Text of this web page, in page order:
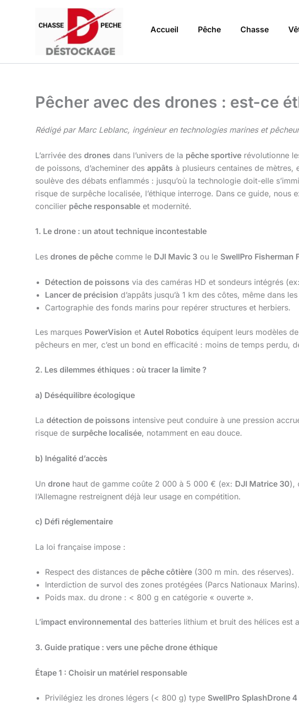
Accueil Pêche Chasse
Pêcher avec des drones : est-ce
Rédigé par Marc Leblanc, ingénieur en technologies marines et
L’arrivée des drones dans l’univers de la pêche sportive révolutionne
de poissons, d’acheminer des appâts à plusieurs centaines de mètres,
soulève des débats enflammés : jusqu’où la technologie doit-elle
risque de surpêche localisée, l’éthique interroge. Dans ce guide,
concilier pêche responsable et modernité.
1. Le drone : un atout technique incontestable
Les drones de pêche comme le DJI Mavic 3 ou le SwellPro Fisherman
Détection de poissons via des caméras HD et sondeurs intégrés (ex:
Lancer de précision d’appâts jusqu’à 1 km des côtes, même dans
Cartographie des fonds marins pour repérer structures et herbiers.
Les marques PowerVision et Autel Robotics équipent leurs modèles
pêcheurs en mer, c’est un bond en efficacité : moins de temps perdu,
2. Les dilemmes éthiques : où tracer la limite ?
a) Déséquilibre écologique
La détection de poissons intensive peut conduire à une pression
risque de surpêche localisée, notamment en eau douce.
b) Inégalité d’accès
Un drone haut de gamme coûte 2 000 à 5 000 € (ex: DJI Matrice 30),
l’Allemagne restreignent déjà leur usage en compétition.
c) Défi réglementaire
La loi française impose :
Respect des distances de pêche côtière (300 m min. des réserves).
Interdiction de survol des zones protégées (Parcs Nationaux Marins).
Poids max. du drone : < 800 g en catégorie « ouverte ».
L’impact environnemental des batteries lithium et bruit des hélices est
3. Guide pratique : vers une pêche drone éthique
Étape 1 : Choisir un matériel responsable
Privilégiez les drones légers (< 800 g) type SwellPro SplashDrone 4